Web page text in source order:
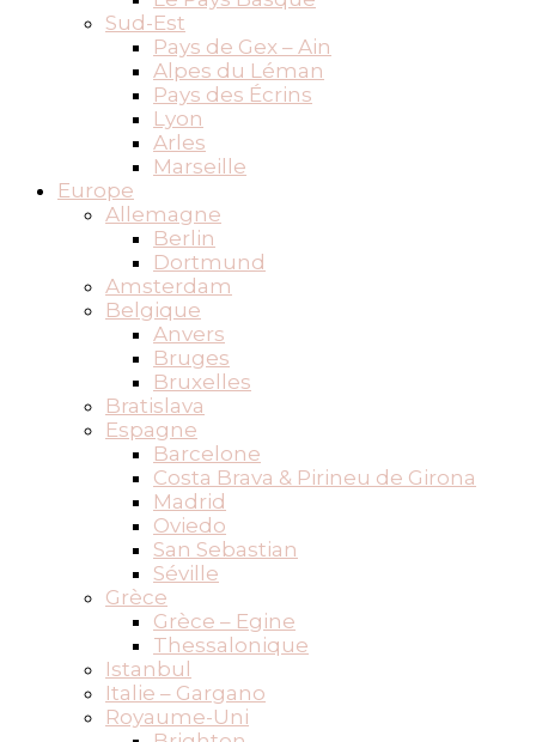
Sud-Est
Pays de Gex – Ain
Alpes du Léman
Pays des Écrins
Lyon
Arles
Marseille
Europe
Allemagne
Berlin
Dortmund
Amsterdam
Belgique
Anvers
Bruges
Bruxelles
Bratislava
Espagne
Barcelone
Costa Brava & Pirineu de Girona
Madrid
Oviedo
San Sebastian
Séville
Grèce
Grèce – Egine
Thessalonique
Istanbul
Italie – Gargano
Royaume-Uni